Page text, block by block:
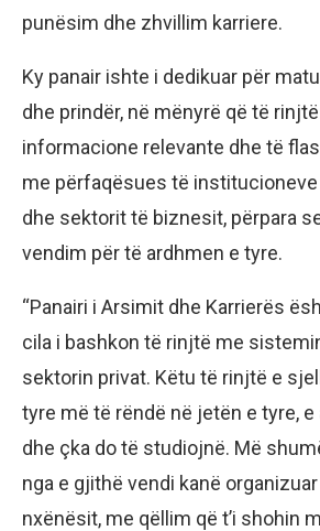
punësim dhe zhvillim karriere.
Ky panair ishte i dedikuar për
dhe prindër, në mënyrë që të
informacione relevante dhe të
me përfaqësues të
dhe sektorit të biznesit, përpara
vendim për të ardhmen e tyre.
“Panairi i Arsimit dhe Karrierës
cila i bashkon të rinjtë me
sektorin privat. Këtu të rinjtë e
tyre më të rëndë në jetën e tyre,
dhe çka do të studiojnë. Më
nga e gjithë vendi kanë
nxënësit, me qëllim që t’i shohin